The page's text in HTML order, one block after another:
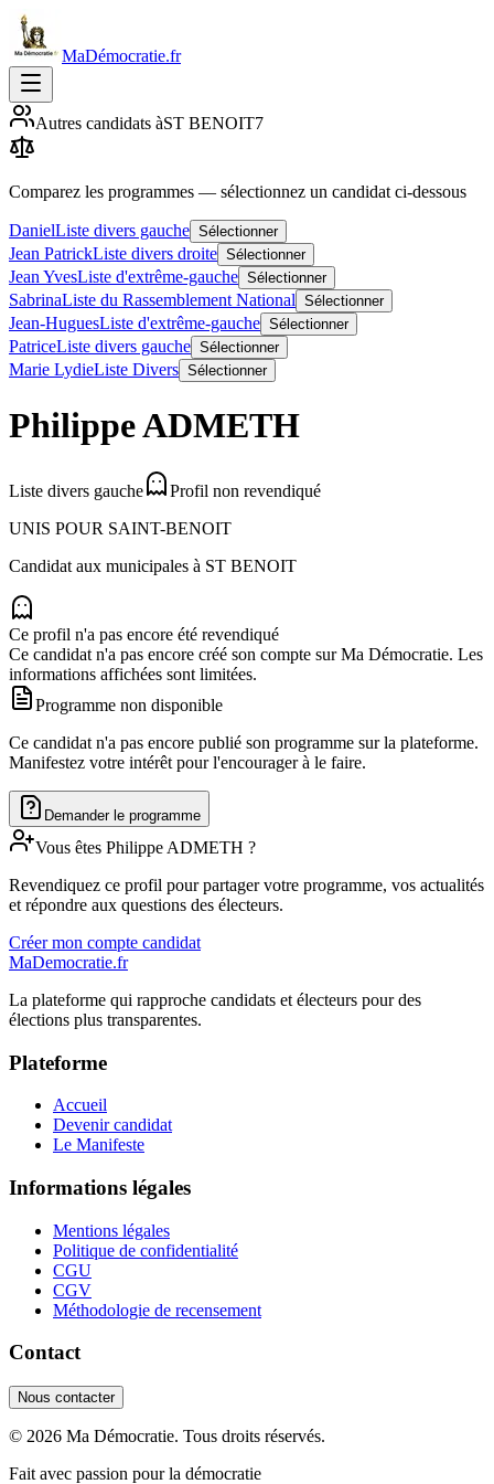
MaDémocratie.fr
Autres candidats àST BENOIT7
Comparez les programmes — sélectionnez un candidat ci-dessous
DanielListe divers gauche Sélectionner
Jean PatrickListe divers droite Sélectionner
Jean YvesListe d'extrême-gauche Sélectionner
SabrinaListe du Rassemblement National Sélectionner
Jean-HuguesListe d'extrême-gauche Sélectionner
PatriceListe divers gauche Sélectionner
Marie LydieListe Divers Sélectionner
PhilippeADMETH
Liste divers gauche
Profil non revendiqué
UNIS POUR SAINT-BENOIT
Candidat aux municipales à ST BENOIT
Ce profil n'a pas encore été revendiqué
Ce candidat n'a pas encore créé son compte sur Ma Démocratie. Les
informations affichées sont limitées.
Programme non disponible
Ce candidat n'a pas encore publié son programme sur la plateforme.
Manifestez votre intérêt pour l'encourager à le faire.
Demander le programme
Vous êtes Philippe ADMETH ?
Revendiquez ce profil pour partager votre programme, vos actualités
et répondre aux questions des électeurs.
Créer mon compte candidat
MaDemocratie.fr
La plateforme qui rapproche candidats et électeurs pour des
élections plus transparentes.
Plateforme
Accueil
Devenir candidat
Le Manifeste
Informations légales
Mentions légales
Politique de confidentialité
CGU
CGV
Méthodologie de recensement
Contact
Nous contacter
© 2026 Ma Démocratie. Tous droits réservés.
Fait avec passion pour la démocratie